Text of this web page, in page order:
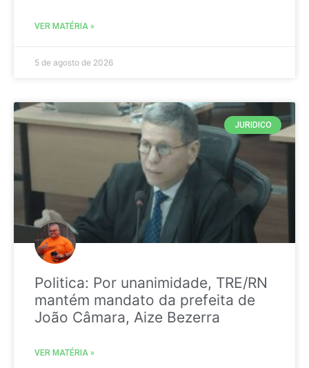
VER MATÉRIA »
5 de agosto de 2026
JURIDICO
Politica: Por unanimidade, TRE/RN
mantém mandato da prefeita de
João Câmara, Aize Bezerra
VER MATÉRIA »